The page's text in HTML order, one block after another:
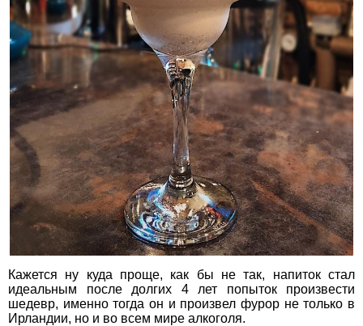
Кажется ну куда проще, как бы не так, напиток стал
идеальным после долгих 4 лет попыток произвести
шедевр, именно тогда он и произвел фурор не только в
Ирландии, но и во всем мире алкоголя.